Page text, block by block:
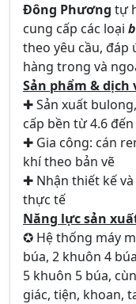
Đông Phương tự
cung cấp các loại
theo yêu cầu, đáp
hàng trong và
Sản phẩm & dịch
✚ Sản xuất
cấp bền từ 4.6 đến
✚ Gia công: cán
khí theo bản vẽ
✚ Nhận thiết kế
thực tế
Năng lực sản
✪ Hệ thống máy
búa, 2 khuôn 4
5 khuôn 5 búa,
giác, tiện, khoan,